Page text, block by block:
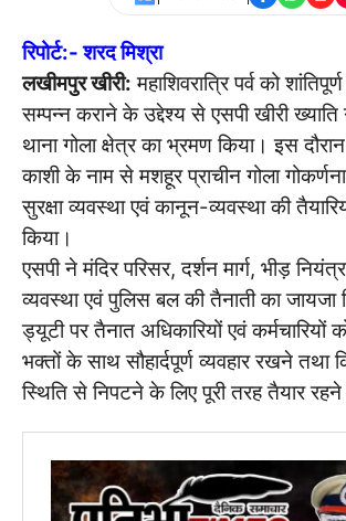
रिपोर्ट:- शरद मिश्रा
लखीमपुर खीरी: महाशिवरात्रि पर्व को
सम्पन्न कराने के उद्देश्य से एसपी खीरी ख्याति
थाना गोला क्षेत्र का भ्रमण किया। इस
काशी के नाम से मशहूर प्राचीन गोला
सुरक्षा व्यवस्था एवं कानून-व्यवस्था की
किया।
एसपी ने मंदिर परिसर, दर्शन मार्ग, भीड़
व्यवस्था एवं पुलिस बल की तैनाती का जायजा
ड्यूटी पर तैनात अधिकारियों एवं कर्मचारियों
भक्तों के साथ सौहार्दपूर्ण व्यवहार रखने तथा
स्थिति से निपटने के लिए पूरी तरह तैयार रहने